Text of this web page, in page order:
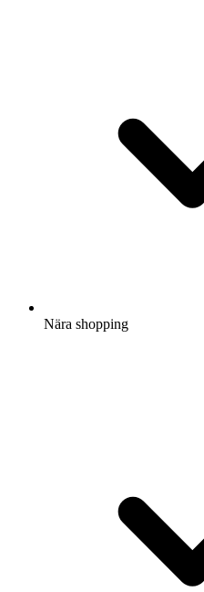
Nära shopping